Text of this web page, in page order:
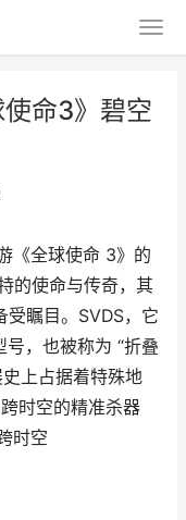
命3》碧空
《全球使命 3》的
的使命与传奇，其
瞩目。SVDS，它
，也被称为 “折叠
上占据着特殊地
时空的精准杀器
时空